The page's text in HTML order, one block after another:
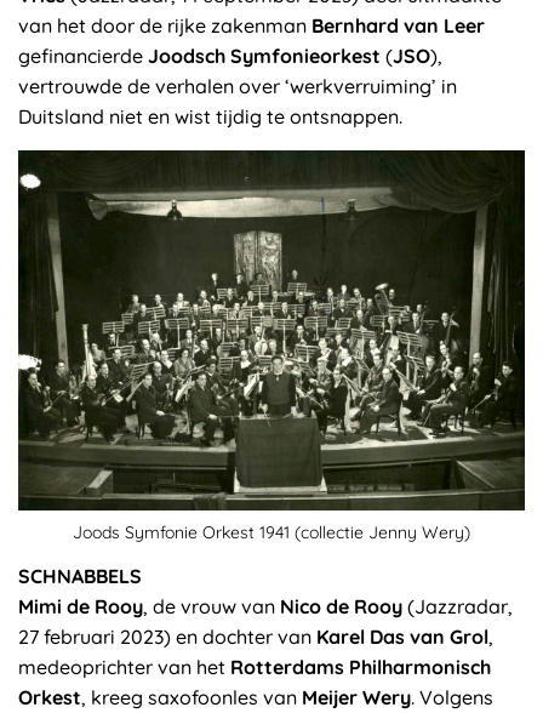
van het door de rijke zakenman Bernhard van Leer
gefinancierde Joodsch Symfonieorkest (JSO),
vertrouwde de verhalen over ‘werkverruiming’ in
Duitsland niet en wist tijdig te ontsnappen.
Joods Symfonie Orkest 1941 (collectie Jenny Wery)
SCHNABBELS
Mimi de Rooy, de vrouw van Nico de Rooy (Jazzradar,
27 februari 2023) en dochter van Karel Das van Grol,
medeoprichter van het Rotterdams Philharmonisch
Orkest, kreeg saxofoonles van Meijer Wery. Volgens